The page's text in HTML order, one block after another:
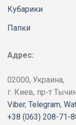
Кубарики
Папки
Адрес:
02000, Украина,
г. Киев, пр-т
Viber, Telegram,
+38 (063) 208-71-